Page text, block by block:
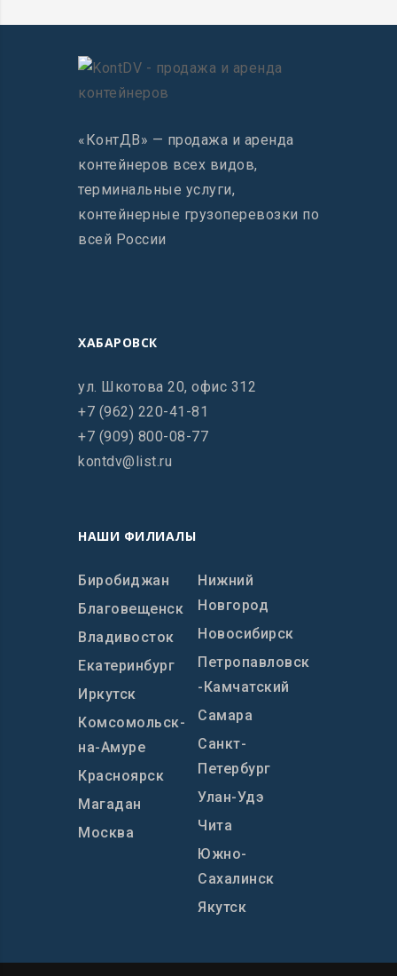
«КонтДВ» — продажа и аренда
контейнеров всех видов,
терминальные услуги,
контейнерные грузоперевозки по
всей России
ХАБАРОВСК
ул. Шкотова 20, офис 312
+7 (962) 220-41-81
+7 (909) 800-08-77
kontdv@list.ru
НАШИ ФИЛИАЛЫ
Биробиджан
Благовещенск
Владивосток
Екатеринбург
Иркутск
Комсомольск-
на-Амуре
Красноярск
Магадан
Москва
Нижний
Новгород
Новосибирск
Петропавловск
-Камчатский
Самара
Санкт-
Петербург
Улан-Удэ
Чита
Южно-
Сахалинск
Якутск